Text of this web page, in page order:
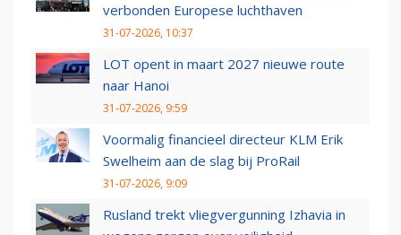
verbonden Europese luchthaven
31-07-2026, 10:37
LOT opent in maart 2027 nieuwe route
naar Hanoi
31-07-2026, 9:59
Voormalig financieel directeur KLM Erik
Swelheim aan de slag bij ProRail
31-07-2026, 9:09
Rusland trekt vliegvergunning Izhavia in